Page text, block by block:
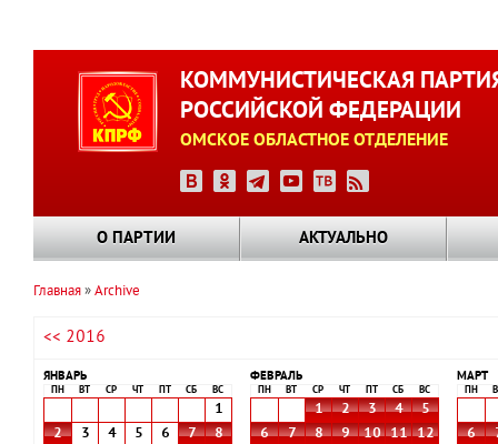
КОММУНИСТИЧЕСКАЯ
РОССИЙСКОЙ ФЕДЕРАЦИИ
ОМСКОЕ ОБЛАСТНОЕ ОТДЕЛЕНИЕ
О ПАРТИИ АКТУАЛЬНО
навигации
Главная Archive
<< 2016
ЯНВАРЬ
ПН ВТ СР ЧТ СБ ВС
1
2
3 4 5 6 7
8
ФЕВРАЛЬ
ПН ВТ СР ЧТ СБ ВС
1 2 3 4
5
6
7 8 9 10 11
12
МАРТ
ПН
6